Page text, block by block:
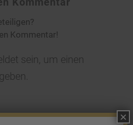
Kommentar!
sein, um einen
×